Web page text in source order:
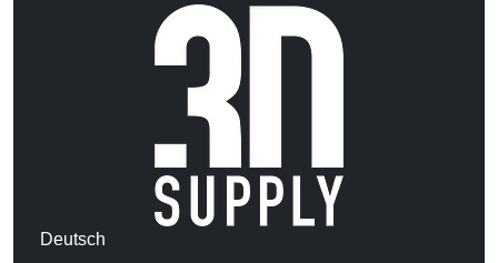
Deutsch